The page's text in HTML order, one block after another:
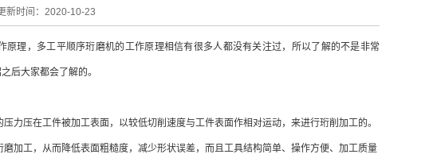
新时间：2020-10-23
理，多工平顺序珩磨机的工作原理相信有很多人都没有关注过，所以了解的不是非常
后大家都会了解的。
压在工件被加工表面，以较低切削速度与工件表面作相对运动，来进行珩削加工的。
加工，从而降低表面粗糙度，减少形状误差，而且工具结构简单、操作方便、加工质量